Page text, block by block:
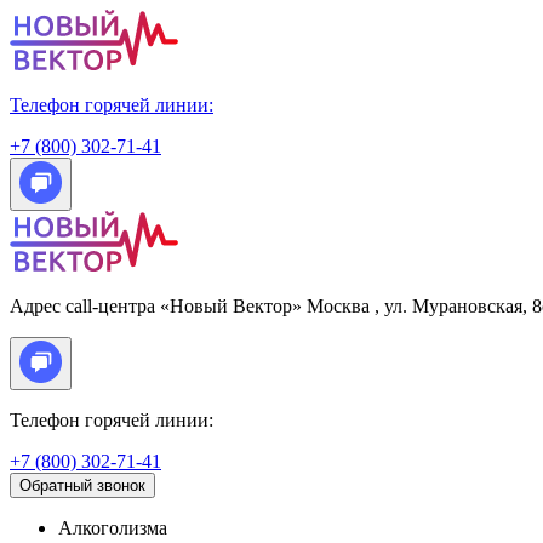
Телефон горячей линии:
+7 (800) 302-71-41
Адрес call-центра «Новый Вектор» Москва , ул. Мурановская,
Телефон горячей линии:
+7 (800) 302-71-41
Обратный звонок
Алкоголизма